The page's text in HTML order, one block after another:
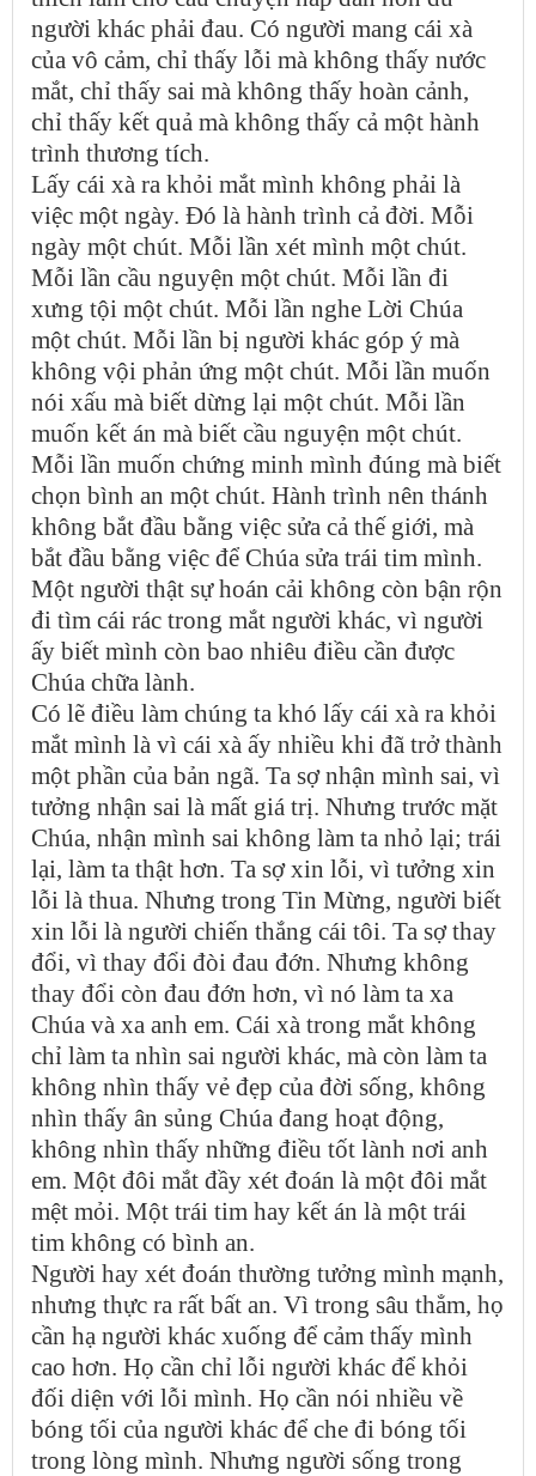
người khác phải đau. Có người mang cái xà
của vô cảm, chỉ thấy lỗi mà không thấy nước
mắt, chỉ thấy sai mà không thấy hoàn cảnh,
chỉ thấy kết quả mà không thấy cả một hành
trình thương tích.
Lấy cái xà ra khỏi mắt mình không phải là
việc một ngày. Đó là hành trình cả đời. Mỗi
ngày một chút. Mỗi lần xét mình một chút.
Mỗi lần cầu nguyện một chút. Mỗi lần đi
xưng tội một chút. Mỗi lần nghe Lời Chúa
một chút. Mỗi lần bị người khác góp ý mà
không vội phản ứng một chút. Mỗi lần muốn
nói xấu mà biết dừng lại một chút. Mỗi lần
muốn kết án mà biết cầu nguyện một chút.
Mỗi lần muốn chứng minh mình đúng mà biết
chọn bình an một chút. Hành trình nên thánh
không bắt đầu bằng việc sửa cả thế giới, mà
bắt đầu bằng việc để Chúa sửa trái tim mình.
Một người thật sự hoán cải không còn bận rộn
đi tìm cái rác trong mắt người khác, vì người
ấy biết mình còn bao nhiêu điều cần được
Chúa chữa lành.
Có lẽ điều làm chúng ta khó lấy cái xà ra khỏi
mắt mình là vì cái xà ấy nhiều khi đã trở thành
một phần của bản ngã. Ta sợ nhận mình sai, vì
tưởng nhận sai là mất giá trị. Nhưng trước mặt
Chúa, nhận mình sai không làm ta nhỏ lại; trái
lại, làm ta thật hơn. Ta sợ xin lỗi, vì tưởng xin
lỗi là thua. Nhưng trong Tin Mừng, người biết
xin lỗi là người chiến thắng cái tôi. Ta sợ thay
đổi, vì thay đổi đòi đau đớn. Nhưng không
thay đổi còn đau đớn hơn, vì nó làm ta xa
Chúa và xa anh em. Cái xà trong mắt không
chỉ làm ta nhìn sai người khác, mà còn làm ta
không nhìn thấy vẻ đẹp của đời sống, không
nhìn thấy ân sủng Chúa đang hoạt động,
không nhìn thấy những điều tốt lành nơi anh
em. Một đôi mắt đầy xét đoán là một đôi mắt
mệt mỏi. Một trái tim hay kết án là một trái
tim không có bình an.
Người hay xét đoán thường tưởng mình mạnh,
nhưng thực ra rất bất an. Vì trong sâu thẳm, họ
cần hạ người khác xuống để cảm thấy mình
cao hơn. Họ cần chỉ lỗi người khác để khỏi
đối diện với lỗi mình. Họ cần nói nhiều về
bóng tối của người khác để che đi bóng tối
trong lòng mình. Nhưng người sống trong